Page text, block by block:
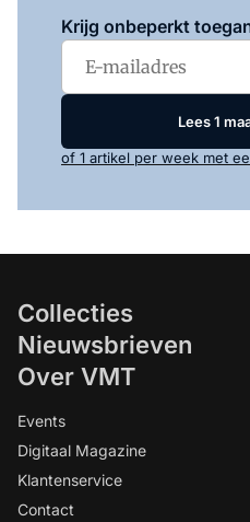
Krijg onbeperkt
Lees 1
of 1 artikel per week met
Collecties
Nieuwsbrieven
Over VMT
Events
Digitaal Magazine
Klantenservice
Contact